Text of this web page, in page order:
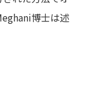
博士は述